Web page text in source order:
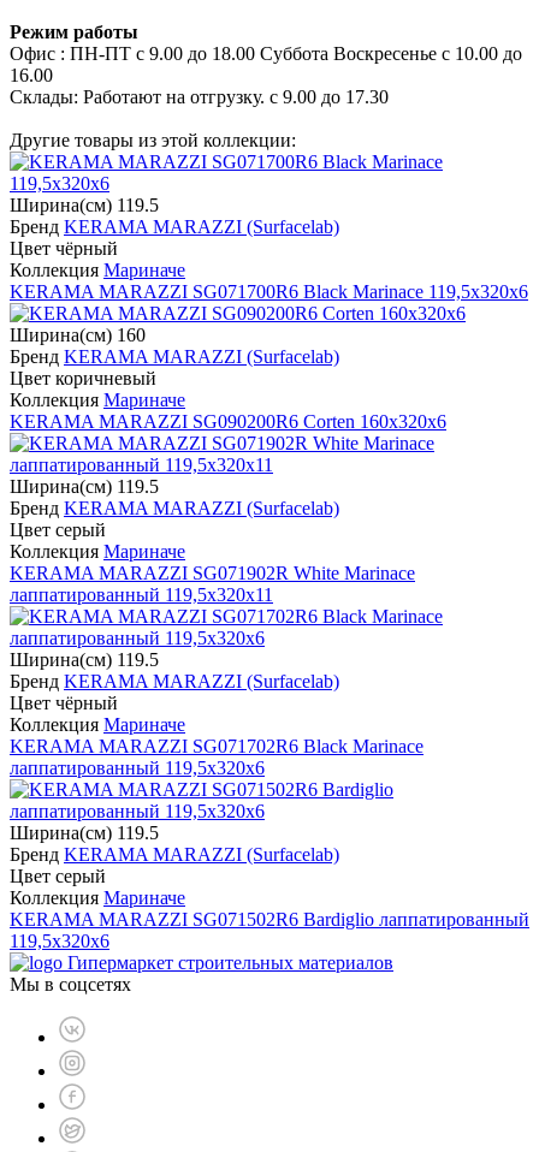
Режим работы
Офис : ПН-ПТ с 9.00 до 18.00 Суббота Воскресенье с 10.00 до
16.00
Склады: Работают на отгрузку. с 9.00 до 17.30
Другие товары из этой коллекции:
Ширина(см) 119.5
Бренд KERAMA MARAZZI (Surfacelab)
Цвет чёрный
Коллекция Мариначе
KERAMA MARAZZI SG071700R6 Black Marinace 119,5x320х6
Ширина(см) 160
Бренд KERAMA MARAZZI (Surfacelab)
Цвет коричневый
Коллекция Мариначе
KERAMA MARAZZI SG090200R6 Corten 160x320х6
Ширина(см) 119.5
Бренд KERAMA MARAZZI (Surfacelab)
Цвет серый
Коллекция Мариначе
KERAMA MARAZZI SG071902R White Marinace
лаппатированный 119,5x320х11
Ширина(см) 119.5
Бренд KERAMA MARAZZI (Surfacelab)
Цвет чёрный
Коллекция Мариначе
KERAMA MARAZZI SG071702R6 Black Marinace
лаппатированный 119,5x320х6
Ширина(см) 119.5
Бренд KERAMA MARAZZI (Surfacelab)
Цвет серый
Коллекция Мариначе
KERAMA MARAZZI SG071502R6 Bardiglio лаппатированный
119,5x320х6
Гипермаркет строительных материалов
Мы в соцсетях